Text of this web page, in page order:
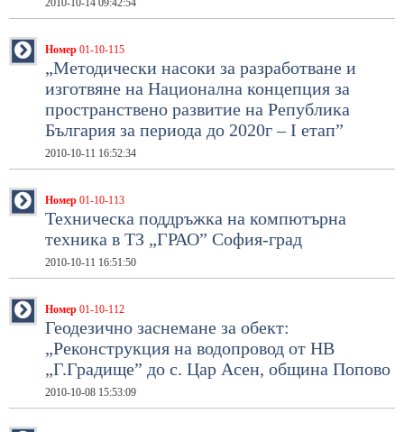
2010-10-14 09:42:54
Номер 01-10-115
„Методически насоки за разработване и
изготвяне на Национална концепция за
пространствено развитие на Република
България за периода до 2020г – І етап”
2010-10-11 16:52:34
Номер 01-10-113
Техническа поддръжка на компютърна
техника в ТЗ „ГРАО” София-град
2010-10-11 16:51:50
Номер 01-10-112
Геодезично заснемане за обект:
„Реконструкция на водопровод от НВ
„Г.Градище” до с. Цар Асен, община Попово
2010-10-08 15:53:09